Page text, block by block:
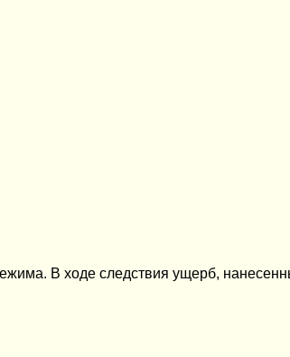
В ходе следствия ущерб,